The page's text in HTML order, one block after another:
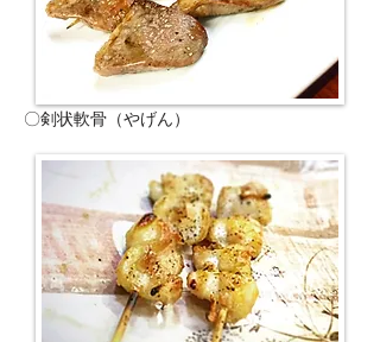
〇剣状軟骨（やげん）